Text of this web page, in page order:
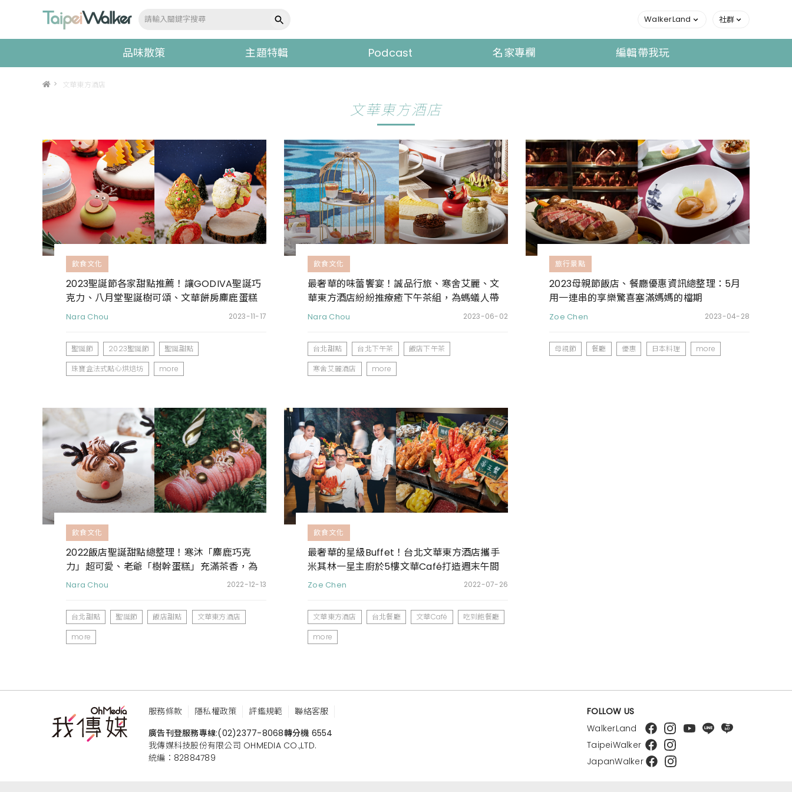
WalkerLand 社群
品味散策 主題特輯 Podcast 名家專欄 編輯帶我玩
> 文華東方酒店
文華東方酒店
飲食文化
2023聖誕節各家甜點推薦！讓GODIVA聖誕巧
克力、八月堂聖誕樹可頌、文華餅房麋鹿蛋糕
陪你共度佳節
Nara Chou 2023-11-17
聖誕節 2023聖誕節
聖誕甜點
珠寶盒法式點心烘焙坊
more
飲食文化
最奢華的味蕾饗宴！誠品行旅、寒舍艾麗、文
華東方酒店紛紛推療癒下午茶組，為螞蟻人帶
來午後小確幸
Nara Chou 2023-06-02
台北甜點 台北下午茶
飯店下午茶
寒舍艾麗酒店
more
旅行景點
2023母親節飯店、餐廳優惠資訊總整理：5月
用一連串的享樂驚喜塞滿媽媽的檔期
Zoe Chen 2023-04-28
母親節 餐廳 優惠 日本料理 more
飲食文化
2022飯店聖誕甜點總整理！寒沐「麋鹿巧克
力」超可愛、老爺「樹幹蛋糕」充滿茶香，為
歡聚時光增加奢華儀式感
Nara Chou 2022-12-13
台北甜點 聖誕節 飯店甜點
文華東方酒店
more
飲食文化
最奢華的星級Buffet！台北文華東方酒店攜手
米其林一星主廚於5樓文華Café打造週末午間
大確幸
Zoe Chen 2022-07-26
文華東方酒店 台北餐廳 文華Café
吃到飽餐廳
more
服務條款 隱私權政策 評鑑規範
聯絡客服
廣告刊登服務專線:(02)2377-8068轉分機 6554
我傳媒科技股份有限公司 OHMEDIA CO.,LTD.
統編：82884789
FOLLOW US
WalkerLand
TaipeiWalker
JapanWalker